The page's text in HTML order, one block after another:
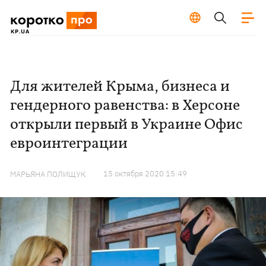
Для жителей Крыма, бизнеса и
гендерного равенства: в Херсоне
открыли первый в Украине Офис
евроинтеграции
МАРЬЯНА ПОЛИЩУК 15 октября 2020 15:49